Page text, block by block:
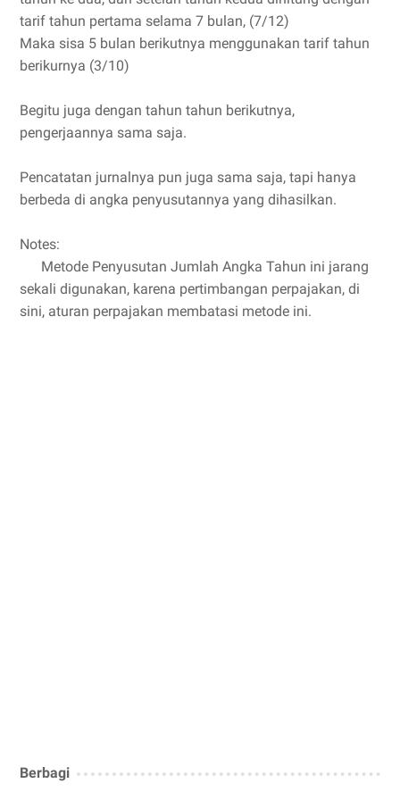
tarif tahun pertama selama 7 bulan, (7/12)
Maka sisa 5 bulan berikutnya menggunakan tarif tahun
berikurnya (3/10)
Begitu juga dengan tahun tahun berikutnya,
pengerjaannya sama saja.
Pencatatan jurnalnya pun juga sama saja, tapi hanya
berbeda di angka penyusutannya yang dihasilkan.
Notes:
Metode Penyusutan Jumlah Angka Tahun ini jarang
sekali digunakan, karena pertimbangan perpajakan, di
sini, aturan perpajakan membatasi metode ini.
Berbagi